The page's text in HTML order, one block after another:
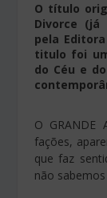
O título
Divorce
pela
titulo foi
do Céu e
O GRANDE
fações,
que faz
não